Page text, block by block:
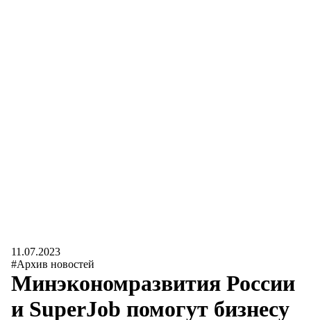
11.07.2023
#Архив новостей
Минэкономразвития России
и SuperJob помогут бизнесу